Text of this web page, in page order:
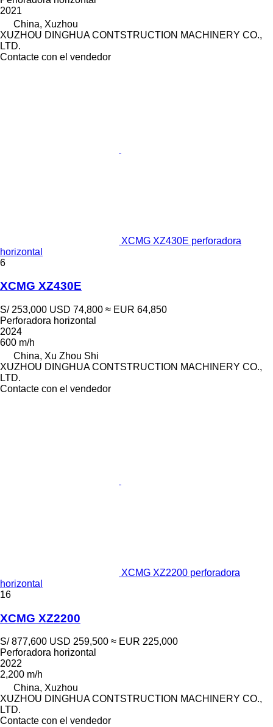
2021
China, Xuzhou
XUZHOU DINGHUA CONTSTRUCTION MACHINERY CO.,
LTD.
Contacte con el vendedor
XCMG XZ430E perforadora
horizontal
6
XCMG XZ430E
S/ 253,000 USD 74,800 ≈ EUR 64,850
Perforadora horizontal
2024
600 m/h
China, Xu Zhou Shi
XUZHOU DINGHUA CONTSTRUCTION MACHINERY CO.,
LTD.
Contacte con el vendedor
XCMG XZ2200 perforadora
horizontal
16
XCMG XZ2200
S/ 877,600 USD 259,500 ≈ EUR 225,000
Perforadora horizontal
2022
2,200 m/h
China, Xuzhou
XUZHOU DINGHUA CONTSTRUCTION MACHINERY CO.,
LTD.
Contacte con el vendedor